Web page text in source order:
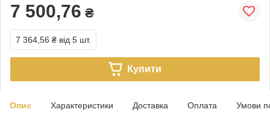
7 500,76 ₴
7 364,56 ₴ від 5 шт.
Купити
Опис Характеристики Доставка Оплата Умови